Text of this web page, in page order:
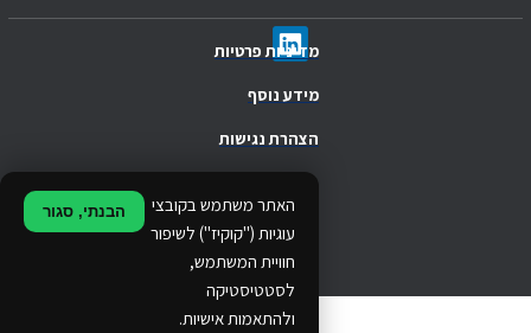
מדיניות פרטיות
האתר משתמש בקובצי
עוגיות ("קוקיז") לשיפור
חוויית המשתמש,
לסטטיסטיקה
ולהתאמות אישיות.
הבנתי, סגור
מידע נוסף
.
הצהרת נגישות
© 2024 Ethos Business. All rights reserved.